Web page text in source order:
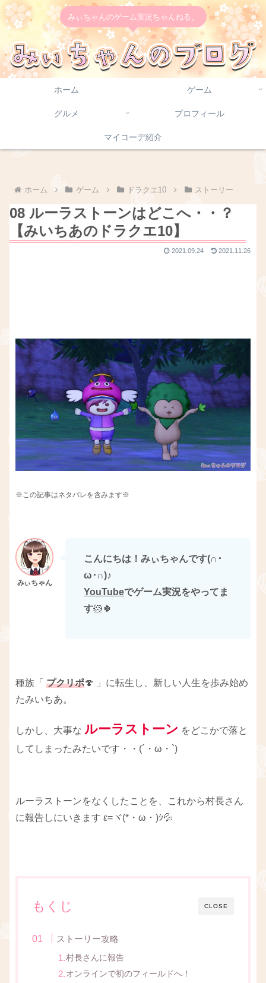
みぃちゃんのゲーム実況ちゃんねる。
ホーム ゲーム
グルメ プロフィール
マイコーデ紹介
ホーム ゲーム ドラクエ10 ストーリー
08 ルーラストーンはどこへ・・？
【みいちあのドラクエ10】
2021.09.24 2021.11.26
※この記事はネタバレを含みます※
こんにちは！みぃちゃんです(∩･
ω･∩)♪
YouTubeでゲーム実況をやってま
す🐹🍀
種族「 プクリポ🍄 」に転生し、新しい人生を歩み始め
たみいちあ。
しかし、大事な ルーラストーン をどこかで落と
してしまったみたいです・・(´・ω・`)
ルーラストーンをなくしたことを、これから村長さん
に報告しにいきます ε=ヾ(*・ω・)ｼ💦
CLOSE
もくじ
ストーリー攻略
村長さんに報告
オンラインで初のフィールドへ！